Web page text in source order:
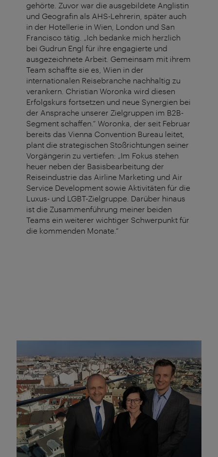
gehörte. Zuvor war die ausgebildete Anglistin
und Geografin als AHS-Lehrerin, später auch
in der Hotellerie in Wien, London und San
Francisco tätig. „Ich bedanke mich herzlich
bei Gudrun Engl für ihre engagierte und
ausgezeichnete Arbeit. Gemeinsam mit ihrem
Team schaffte sie es, Wien in der
internationalen Reisebranche nachhaltig zu
verankern. Christian Woronka wird diesen
Erfolgskurs fortsetzen und neue Synergien bei
der Ansprache unserer Zielgruppen im B2B-
Segment schaffen.“ Woronka, der seit Februar
bereits das Vienna Convention Bureau leitet,
plant die strategischen Stoßrichtungen seiner
Vorgängerin zu vertiefen: „Im Fokus stehen
heuer neben der Basisbearbeitung der
Reiseindustrie das Airline Marketing und Air
Service Development sowie Aktivitäten für die
Luxus- und LGBT-Zielgruppe. Darüber hinaus
ist die Zusammenführung meiner beiden
Teams ein weiterer wichtiger Schwerpunkt für
die kommenden Monate.“